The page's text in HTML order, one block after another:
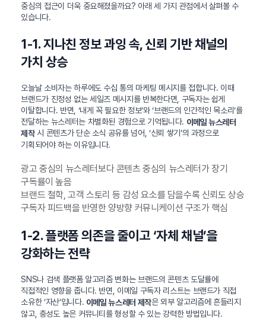
중심의 접근이 더욱 중요해졌을까요? 아래 세 가지 관점에서 살펴볼 수
있습니다.
1-1. 지나친 정보 과잉 속, 신뢰 기반 채널의
가치 상승
오늘날 소비자는 하루에도 수십 통의 마케팅 메시지를 접합니다. 이때
브랜드가 진정성 없는 세일즈 메시지를 반복한다면, 구독자는 쉽게
이탈합니다. 반면, ‘내게 꼭 필요한 정보’와 ‘브랜드의 인간적인 목소리’를
전달하는 뉴스레터는 차별화된 경험으로 기억됩니다. 이메일 뉴스레터
제작시 콘텐츠가 단순 소식 공유를 넘어, ‘신뢰 쌓기’의 과정으로
기획되어야 하는 이유입니다.
광고 중심의 뉴스레터보다 콘텐츠 중심의 뉴스레터가 장기
구독률이 높음
브랜드 철학, 고객 스토리 등 감성 요소를 담을수록 신뢰도 상승
구독자 피드백을 반영한 양방향 커뮤니케이션 구조가 핵심
1-2. 플랫폼 의존을 줄이고 ‘자체 채널’을
강화하는 전략
SNS나 검색 플랫폼 알고리즘 변화는 브랜드의 콘텐츠 도달률에
직접적인 영향을 줍니다. 반면, 이메일 구독자 리스트는 브랜드가 직접
소유한 ‘자산’입니다. 이메일 뉴스레터 제작은 외부 알고리즘에 흔들리지
않고, 충성도 높은 커뮤니티를 형성할 수 있는 강력한 방법입니다.